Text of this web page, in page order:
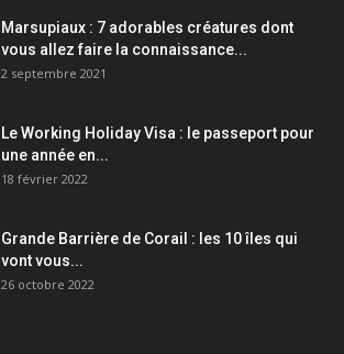
Marsupiaux : 7 adorables créatures dont
vous allez faire la connaissance...
2 septembre 2021
Le Working Holiday Visa : le passeport pour
une année en...
18 février 2022
Grande Barrière de Corail : les 10 îles qui
vont vous...
26 octobre 2022